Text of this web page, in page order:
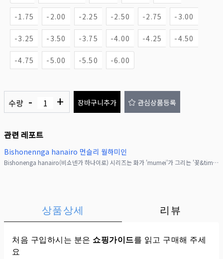
-1.75 -2.00 -2.25 -2.50 -2.75 -3.00
-3.25 -3.50 -3.75 -4.00 -4.25 -4.50
-4.75 -5.00 -5.50 -6.00
수량 - + 장바구니추가 관심상품등록
관련 레포트
Bishonennga hanairo 먼슬리 월하미인
Bishonenga hanairo(비쇼넨가 하나이로) 시리즈는 화가 'mumei'가 그리는 '꽃&times;미소년'의 세계관을 일상에 녹여낸 컬러 렌즈예요. 일본화 특유의 부드러운
상품상세 리뷰
처음 구입하시는 분은 쇼핑가이드를 읽고 구매해 주세
요